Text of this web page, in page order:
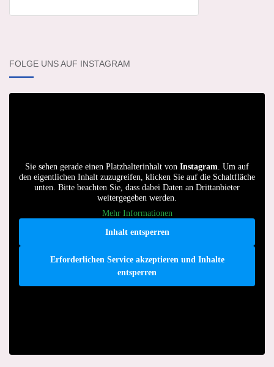
FOLGE UNS AUF INSTAGRAM
Sie sehen gerade einen Platzhalterinhalt von Instagram. Um auf
den eigentlichen Inhalt zuzugreifen, klicken Sie auf die Schaltfläche
unten. Bitte beachten Sie, dass dabei Daten an Drittanbieter
weitergegeben werden.
Mehr Informationen
Inhalt entsperren
Erforderlichen Service akzeptieren und Inhalte
entsperren